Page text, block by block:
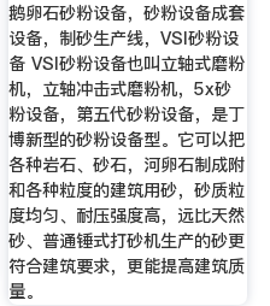
鹅卵石砂粉设备，砂粉设备成套
设备，制砂生产线，VSI砂粉设
备 VSI砂粉设备也叫立轴式磨粉
机，立轴冲击式磨粉机，5x砂
粉设备，第五代砂粉设备，是丁
博新型的砂粉设备型。它可以把
各种岩石、砂石，河卵石制成附
和各种粒度的建筑用砂，砂质粒
度均匀、耐压强度高，远比天然
砂、普通锤式打砂机生产的砂更
符合建筑要求，更能提高建筑质
量。